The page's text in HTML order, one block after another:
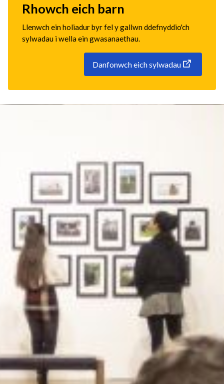
Rhowch eich barn
Llenwch ein holiadur byr fel y gallwn ddefnyddio'ch
sylwadau i wella ein gwasanaethau.
Danfonwch eich sylwadau